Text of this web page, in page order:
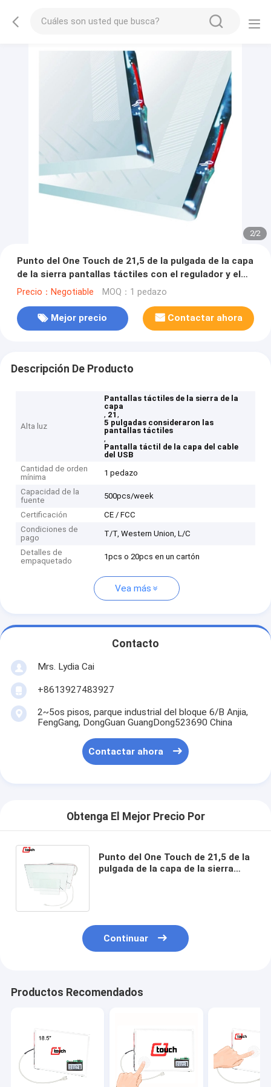
2/2
Punto del One Touch de 21,5 de la pulgada de la capa
de la sierra pantallas táctiles con el regulador y el
cable del USB
Precio：Negotiable MOQ：1 pedazo
Mejor precio Contactar ahora
Descripción De Producto
Alta luz
Pantallas táctiles de la sierra de la
capa
, 21,
5 pulgadas consideraron las
pantallas táctiles
,
Pantalla táctil de la capa del cable
del USB
Cantidad de orden
mínima
1 pedazo
Capacidad de la
fuente
500pcs/week
Certificación
CE / FCC
Condiciones de
pago
T/T, Western Union, L/C
Detalles de
empaquetado
1pcs o 20pcs en un cartón
Vea más
Contacto
Mrs. Lydia Cai
+8613927483927
2~5os pisos, parque industrial del bloque 6/B Anjia,
FengGang, DongGuan GuangDong523690 China
Contactar ahora
Obtenga El Mejor Precio Por
Punto del One Touch de 21,5 de la
pulgada de la capa de la sierra
Continuar
Productos Recomendados